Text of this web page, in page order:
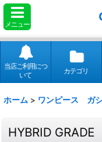
メニュー
当店ご利用につ
いて
カテゴリ
ホーム > ワンピース ガ
HYBRID GRADE